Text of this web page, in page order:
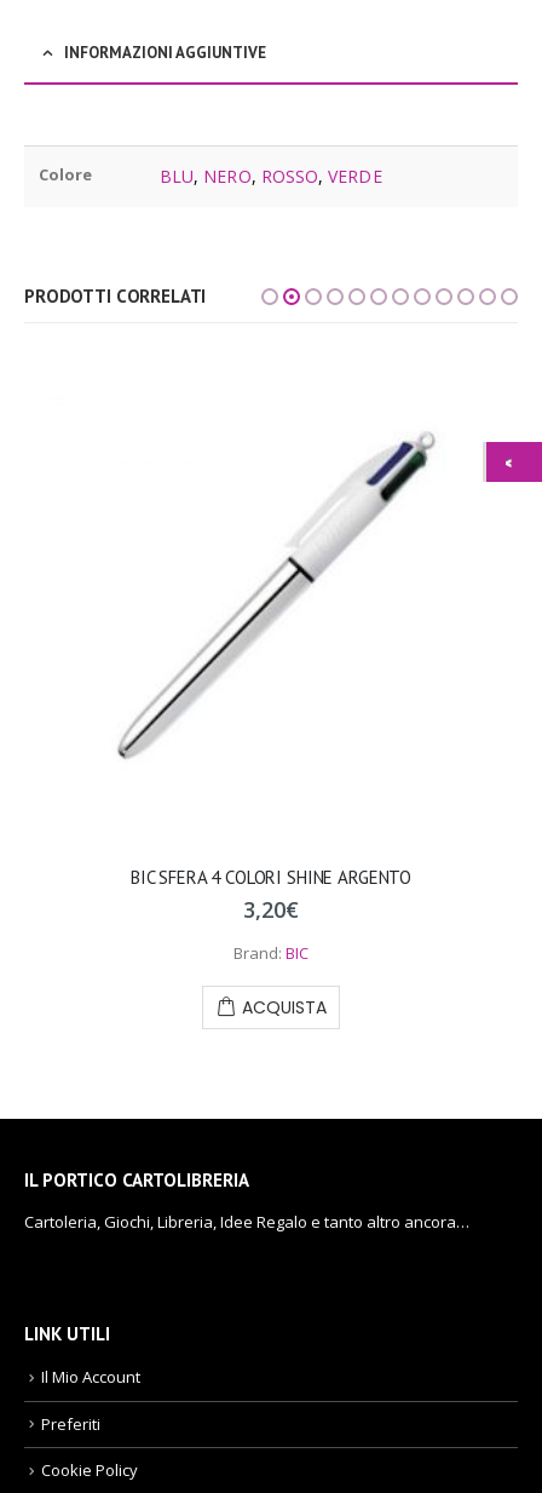
INFORMAZIONI AGGIUNTIVE
Colore BLU, NERO, ROSSO,VERDE
PRODOTTI CORRELATI
BIC SFERA 4 COLORI SHINE ARGENTO
3,20€
Brand: BIC
ACQUISTA
IL PORTICO CARTOLIBRERIA
Cartoleria, Giochi, Libreria, Idee Regalo e tanto altro ancora…
LINK UTILI
Il Mio Account
Preferiti
Cookie Policy